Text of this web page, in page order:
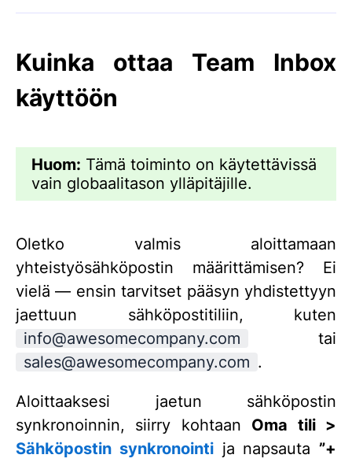
Kuinka ottaa Team Inbox
käyttöön
Huom: Tämä toiminto on käytettävissä
vain globaalitason ylläpitäjille.
Oletko valmis aloittamaan
yhteistyösähköpostin määrittämisen? Ei
vielä — ensin tarvitset pääsyn yhdistettyyn
jaettuun sähköpostitiliin, kuten
info@awesomecompany.com
tai
sales@awesomecompany.com .
Aloittaaksesi jaetun sähköpostin
synkronoinnin, siirry kohtaan Oma tili >
Sähköpostin synkronointija napsauta ”+